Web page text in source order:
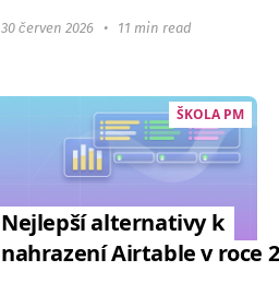
včas a v rámci rozpočtu.
30 červen 2026 • 11 min read
ŠKOLA PM
Nejlepší alternativy k
nahrazení Airtable v roce